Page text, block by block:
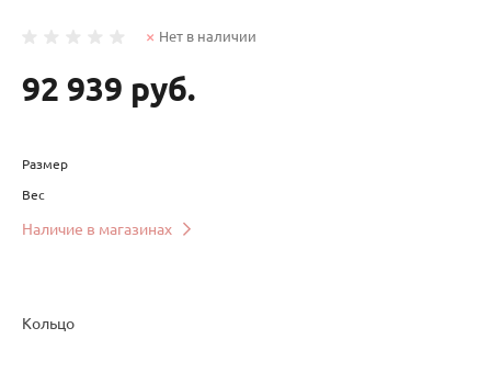
Нет в наличии
92 939 руб.
Размер
Вес
Наличие в магазинах
Кольцо